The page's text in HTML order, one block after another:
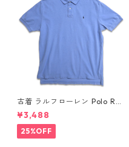
古着 ラルフローレン Polo Ral
ph Lauren 半袖 ポロシャツ ワ
ンポイント 鹿の子 ライトブル
ー 表記：XL gd410384n w6
0805
¥3,488
25%OFF